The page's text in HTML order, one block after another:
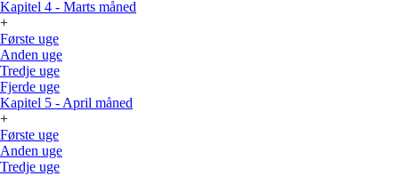
Kapitel 4 - Marts måned
+
Første uge
Anden uge
Tredje uge
Fjerde uge
Kapitel 5 - April måned
+
Første uge
Anden uge
Tredje uge